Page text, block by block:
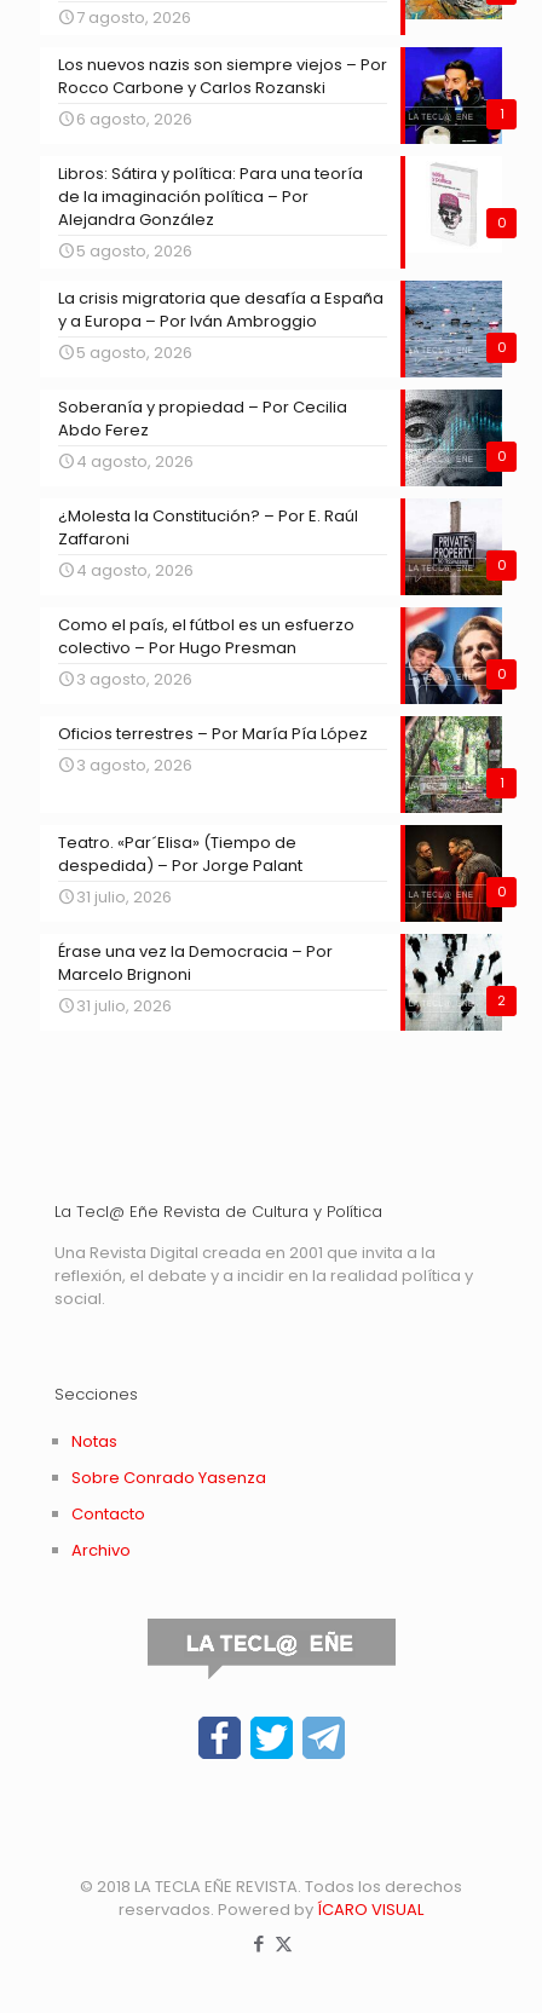
7 agosto, 2026
1
Los nuevos nazis son siempre viejos – Por
Rocco Carbone y Carlos Rozanski
6 agosto, 2026
0
Libros: Sátira y política: Para una teoría
de la imaginación política – Por
Alejandra González
5 agosto, 2026
0
La crisis migratoria que desafía a España
y a Europa – Por Iván Ambroggio
5 agosto, 2026
0
Soberanía y propiedad – Por Cecilia
Abdo Ferez
4 agosto, 2026
0
¿Molesta la Constitución? – Por E. Raúl
Zaffaroni
4 agosto, 2026
0
Como el país, el fútbol es un esfuerzo
colectivo – Por Hugo Presman
3 agosto, 2026
1
Oficios terrestres – Por María Pía López
3 agosto, 2026
0
Teatro. «Par´Elisa» (Tiempo de
despedida) – Por Jorge Palant
31 julio, 2026
2
Érase una vez la Democracia – Por
Marcelo Brignoni
31 julio, 2026
La Tecl@ Eñe Revista de Cultura y Política
Una Revista Digital creada en 2001 que invita a la
reflexión, el debate y a incidir en la realidad política y
social.
Secciones
Notas
Sobre Conrado Yasenza
Contacto
Archivo
© 2018 LA TECLA EÑE REVISTA. Todos los derechos
reservados. Powered by ÍCARO VISUAL